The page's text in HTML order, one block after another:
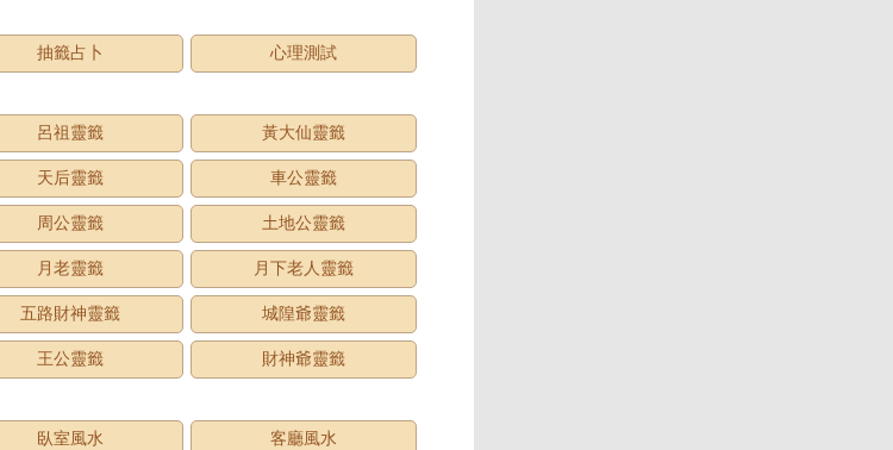
抽籤占卜 心理測試
呂祖靈籤 黃大仙靈籤
天后靈籤 車公靈籤
周公靈籤 土地公靈籤
月老靈籤 月下老人靈籤
五路財神靈籤 城隍爺靈籤
王公靈籤 財神爺靈籤
臥室風水 客廳風水